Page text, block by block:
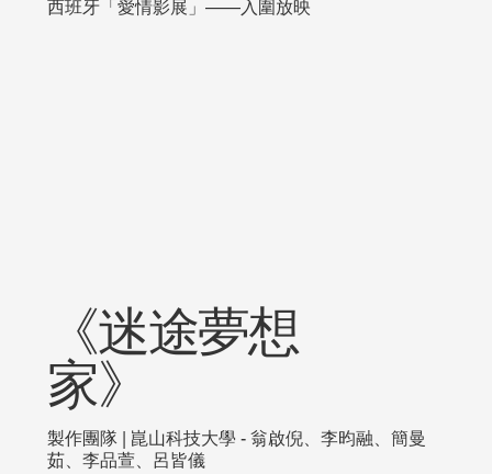
西班牙「愛情影展」——入圍放映
《迷途夢想
家》
製作團隊 | 崑山科技大學 - 翁啟倪、李昀融、簡曼
茹、李品萱、呂皆儀